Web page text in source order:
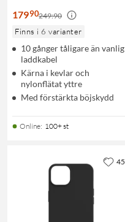
17990249:90
Finns i 6 varianter
10 gånger tåligare än vanlig
laddkabel
Kärna i kevlar och
nylonflätat yttre
Med förstärkta böjskydd
Online: 100+ st
45